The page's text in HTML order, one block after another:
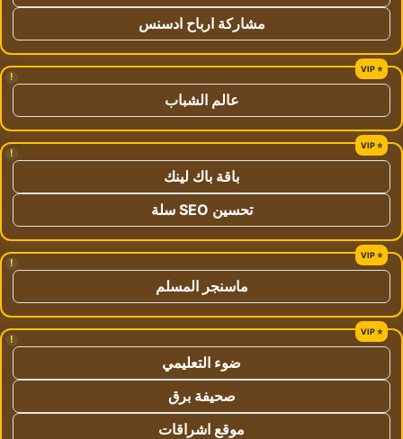
مشاركة ارباح ادسنس
!
عالم الشباب
!
باقة باك لينك
تحسين SEO سلة
!
ماسنجر المسلم
!
ضوء التعليمي
صحيفة برق
موقع اشراقات